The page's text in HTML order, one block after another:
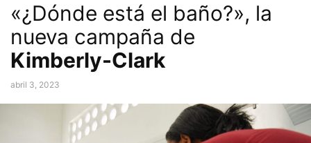
«¿Dónde está el baño?», la
nueva campaña de
Kimberly-Clark
abril 3, 2023